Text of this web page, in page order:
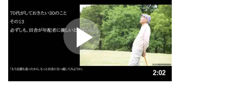
プラス思考
ポジティブになれない原因は、行動しないから。
ポジティブ思考になる30の方法
ストレス対策
人生、なんとかなるもの。
気楽に生きる30の方法
2:02